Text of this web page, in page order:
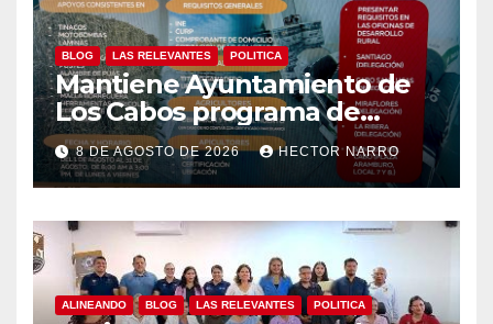
BLOG LAS RELEVANTES POLITICA
Mantiene Ayuntamiento de
Los Cabos programa de
apoyos para agricultores,
ganaderos y apicultores
8 DE AGOSTO DE 2026 HECTOR NARRO
ALINEANDO BLOG LAS RELEVANTES POLITICA